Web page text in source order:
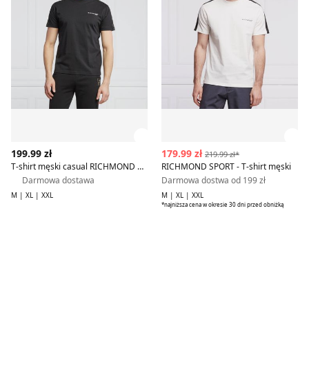
199.99 zł
T-shirt męski casual RICHMOND SPORT
Darmowa dostawa
M | XL | XXL
179.99 zł 219.99 zł*
RICHMOND SPORT - T-shirt męski
Darmowa dostwa od 199 zł
M | XL | XXL
*najniższa cena w okresie 30 dni przed obniżką